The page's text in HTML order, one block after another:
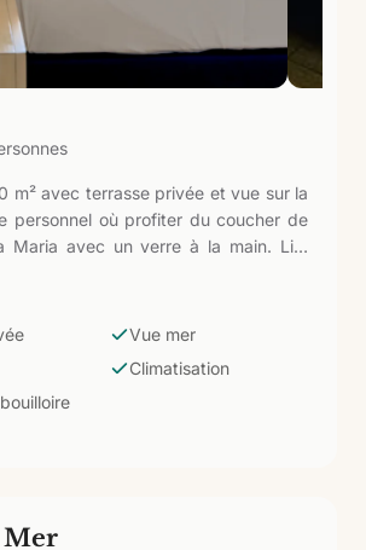
m² avec terrasse privée et vue sur la
personnel où profiter du coucher de
Maria avec un verre à la main. Lits
de bain avec douche et commodités.
hôtel boutique exclusif.
Vue mer
Climatisation
Mer